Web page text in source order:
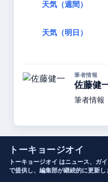
天気（週間）
天気（明日）
筆者情報
佐藤健
筆者情報
トーキョージオイ
トーキョージオイ はニュース、ガ
で提供し、編集部が継続的に更新し